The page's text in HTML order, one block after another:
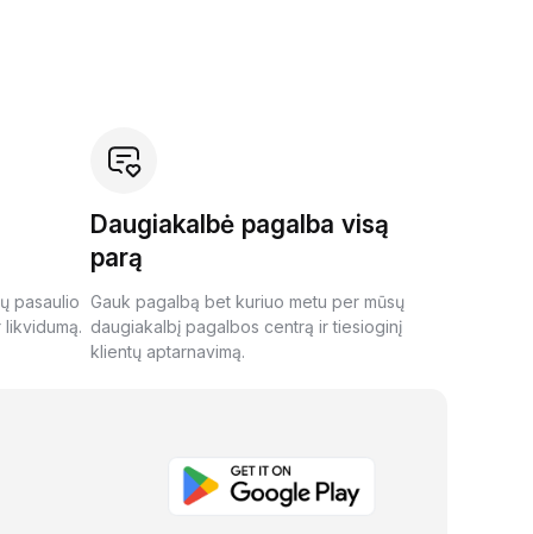
pasaulio
Daugiakalbė pagalba visą
parą
Gauk pagalbą bet kuriuo metu per mūsų
daugiakalbį pagalbos centrą ir tiesioginį
klientų aptarnavimą.